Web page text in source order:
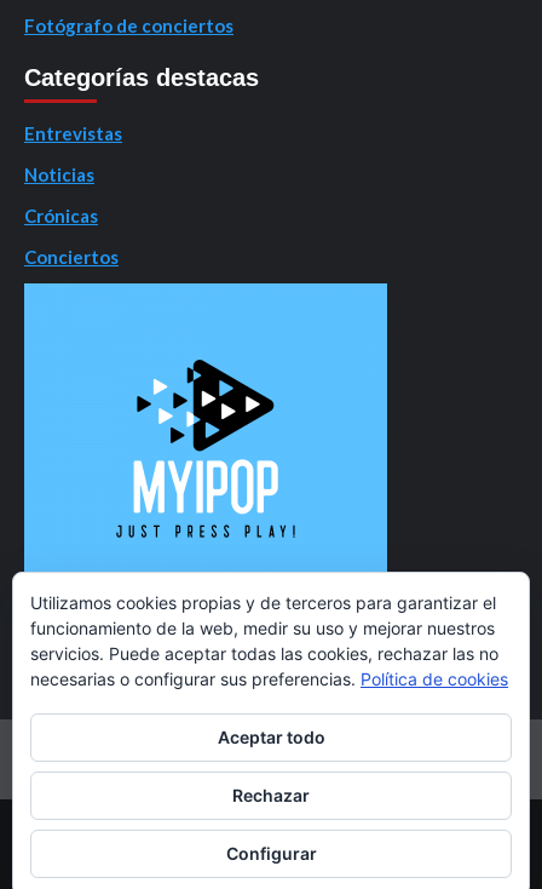
Fotógrafo de conciertos
Categorías destacas
Entrevistas
Noticias
Crónicas
Conciertos
TwitterInstagramFacebookYouTube
Copyright 2021 MyiPop © Todos los derechos reservados.
por AF themes.
Utilizamos cookies propias y de terceros para garantizar el
funcionamiento de la web, medir su uso y mejorar nuestros
servicios. Puede aceptar todas las cookies, rechazar las no
necesarias o configurar sus preferencias. Política de cookies
Aceptar todo
Rechazar
Configurar